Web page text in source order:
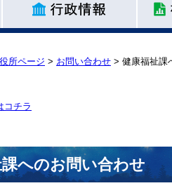
所ページ > お問い合わせ > 健康福祉課
コチラ
へのお問い合わせ